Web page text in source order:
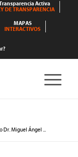
Activa
DE TRANSPARENCIA
MAPAS
INTERACTIVOS
Dr. Miguel Ángel ...